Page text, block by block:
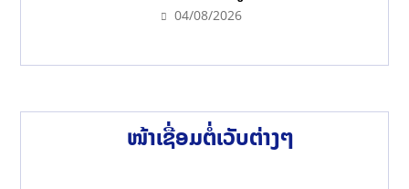
04/08/2026
ໜ້າເຊື່ອມຕໍ່ເວັບຕ່າງໆ